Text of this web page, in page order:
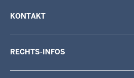
KONTAKT
RECHTS-INFOS